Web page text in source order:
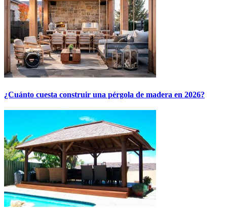
¿Cuánto cuesta construir una pérgola de madera en 2026?